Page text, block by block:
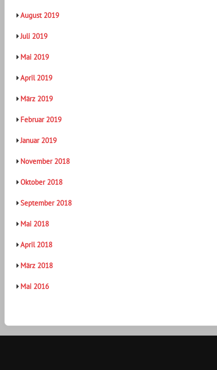
August 2019
Juli 2019
Mai 2019
April 2019
März 2019
Februar 2019
Januar 2019
November 2018
Oktober 2018
September 2018
Mai 2018
April 2018
März 2018
Mai 2016